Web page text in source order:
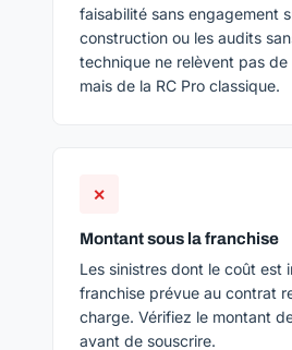
faisabilité sans engagement
construction ou les audits
technique ne relèvent pas de
mais de la RC Pro classique.
✕
Montant sous la franchise
Les sinistres dont le coût est
franchise prévue au contrat
charge. Vérifiez le montant
avant de souscrire.